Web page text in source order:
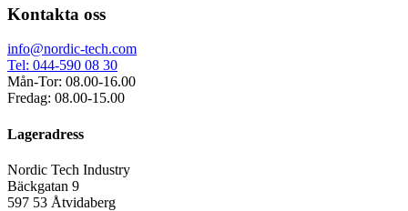
Kontakta oss
info@nordic-tech.com
Tel: 044-590 08 30
Mån-Tor: 08.00-16.00
Fredag: 08.00-15.00
Lageradress
Nordic Tech Industry
Bäckgatan 9
597 53 Åtvidaberg